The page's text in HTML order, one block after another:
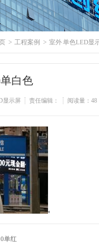
> 工程案例 > 室外 单色LED显
白色
显示屏 责任编辑： 阅读量： 48
单红